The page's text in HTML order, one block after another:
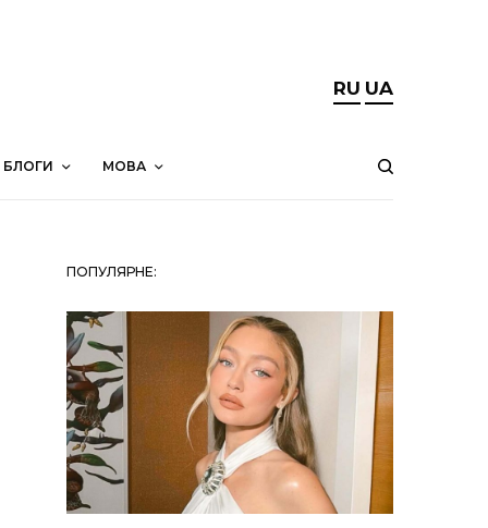
RU UA
БЛОГИ МОВА
ПОПУЛЯРНЕ: